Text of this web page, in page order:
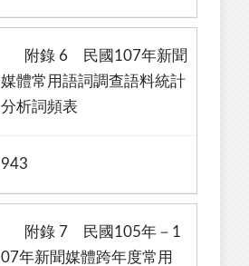
附錄 6 民國107年新聞
媒體常用語詞調查語料統計
分析詞頻表
943
附錄 7 民國105年－1
07年新聞媒體跨年度常用